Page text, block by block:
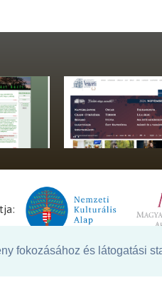
fokozásához és látogatási